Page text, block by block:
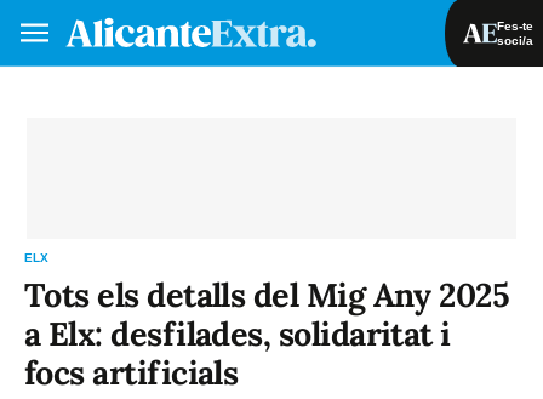
Fes-te
soci/a
ELX
Tots els detalls del Mig Any 2025
a Elx: desfilades, solidaritat i
focs artificials